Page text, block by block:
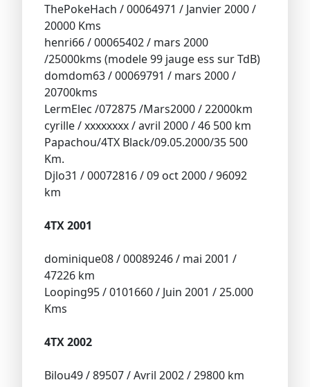
ThePokeHach / 00064971 / Janvier 2000 /
20000 Kms
henri66 / 00065402 / mars 2000
/25000kms (modele 99 jauge ess sur TdB)
domdom63 / 00069791 / mars 2000 /
20700kms
LermElec /072875 /Mars2000 / 22000km
cyrille / xxxxxxxx / avril 2000 / 46 500 km
Papachou/4TX Black/09.05.2000/35 500
Km.
Djlo31 / 00072816 / 09 oct 2000 / 96092
km
4TX 2001
dominique08 / 00089246 / mai 2001 /
47226 km
Looping95 / 0101660 / Juin 2001 / 25.000
Kms
4TX 2002
Bilou49 / 89507 / Avril 2002 / 29800 km